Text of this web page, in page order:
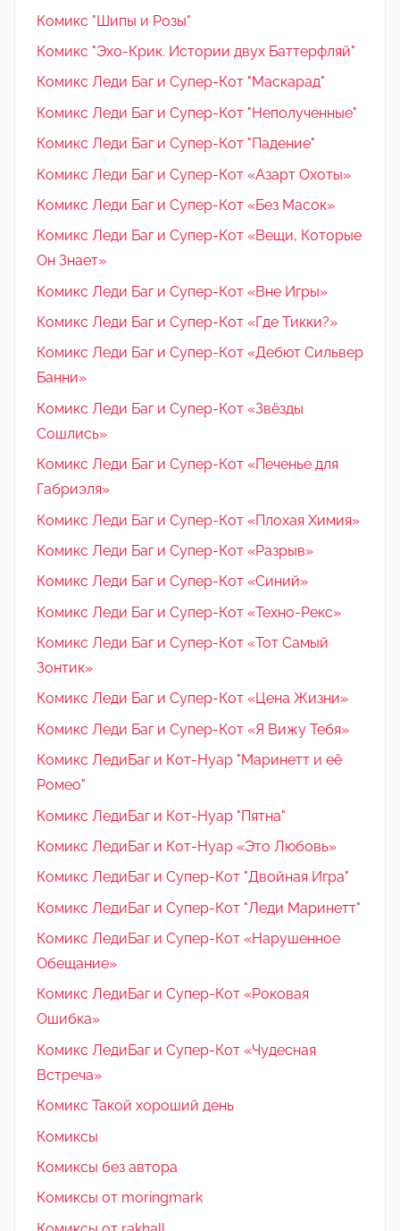
Комикс "Шипы и Розы"
Комикс "Эхо-Крик. Истории двух Баттерфляй"
Комикс Леди Баг и Супер-Кот "Маскарад"
Комикс Леди Баг и Супер-Кот "Неполученные"
Комикс Леди Баг и Супер-Кот "Падение"
Комикс Леди Баг и Супер-Кот «Азарт Охоты»
Комикс Леди Баг и Супер-Кот «Без Масок»
Комикс Леди Баг и Супер-Кот «Вещи, Которые
Он Знает»
Комикс Леди Баг и Супер-Кот «Вне Игры»
Комикс Леди Баг и Супер-Кот «Где Тикки?»
Комикс Леди Баг и Супер-Кот «Дебют Сильвер
Банни»
Комикс Леди Баг и Супер-Кот «Звёзды
Сошлись»
Комикс Леди Баг и Супер-Кот «Печенье для
Габриэля»
Комикс Леди Баг и Супер-Кот «Плохая Химия»
Комикс Леди Баг и Супер-Кот «Разрыв»
Комикс Леди Баг и Супер-Кот «Синий»
Комикс Леди Баг и Супер-Кот «Техно-Рекс»
Комикс Леди Баг и Супер-Кот «Тот Самый
Зонтик»
Комикс Леди Баг и Супер-Кот «Цена Жизни»
Комикс Леди Баг и Супер-Кот «Я Вижу Тебя»
Комикс ЛедиБаг и Кот-Нуар "Маринетт и её
Ромео"
Комикс ЛедиБаг и Кот-Нуар "Пятна"
Комикс ЛедиБаг и Кот-Нуар «Это Любовь»
Комикс ЛедиБаг и Супер-Кот "Двойная Игра"
Комикс ЛедиБаг и Супер-Кот "Леди Маринетт"
Комикс ЛедиБаг и Супер-Кот «Нарушенное
Обещание»
Комикс ЛедиБаг и Супер-Кот «Роковая
Ошибка»
Комикс ЛедиБаг и Супер-Кот «Чудесная
Встреча»
Комикс Такой хороший день
Комиксы
Комиксы без автора
Комиксы от moringmark